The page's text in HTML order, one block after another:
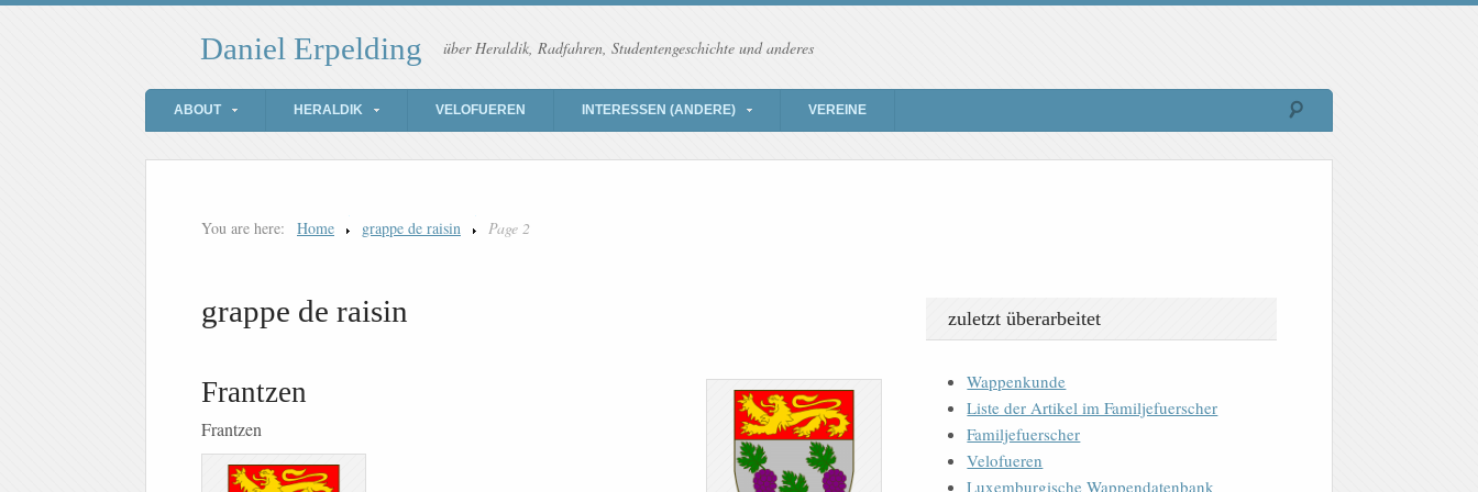
Daniel Erpelding über Heraldik, Radfahren, Studentengeschichte und anderes
ABOUT HERALDIK VELOFUEREN INTERESSEN (ANDERE) VEREINE
You are here: Home grappe de raisin Page 2
grappe de raisin
Frantzen
Frantzen
zuletzt überarbeitet
Wappenkunde
Liste der Artikel im Familjefuerscher
Familjefuerscher
Velofueren
Luxemburgische Wappendatenbank